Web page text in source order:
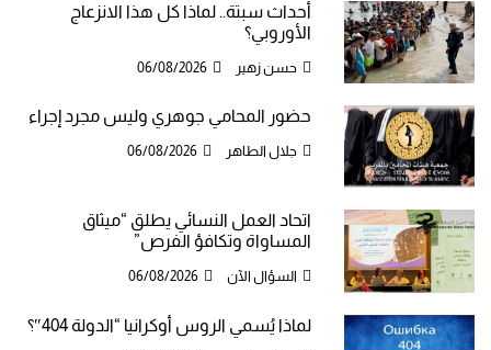
أحداث سبتة.. لماذا كل هذا الانزعاج
الأوروبي؟
حسن زهير 06/08/2026
حضور المحامي جوهري وليس مجرد إجراء
جلال الطاهر 06/08/2026
اتحاد العمل النسائي يطلق “ميثاق
المساواة وتكافؤ الفرص”
السؤال الآن 06/08/2026
لماذا يُسمي الروس أوكرانيا “الدولة 404″؟